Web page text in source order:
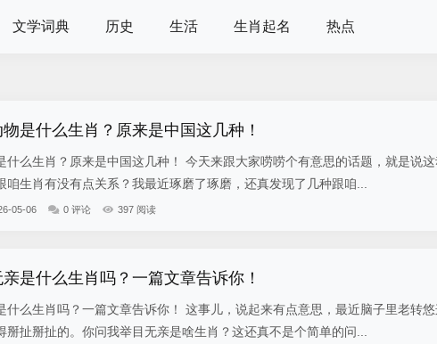
文学词典 历史 生活 生肖起名 热点
是什么生肖？原来是中国这几种！
什么生肖？原来是中国这几种！ 今天来跟大家唠唠个有意思的话题，就是说
咱生肖有没有点关系？我最近琢磨了琢磨，还真发现了几种跟咱...
05-06 0 评论 397 阅读
是什么生肖吗？一篇文章告诉你！
什么生肖吗？一篇文章告诉你！ 这事儿，说起来有点意思，最近脑子里老转
掰扯掰扯的。你问我举目无亲是啥生肖？这还真不是个简单的问...